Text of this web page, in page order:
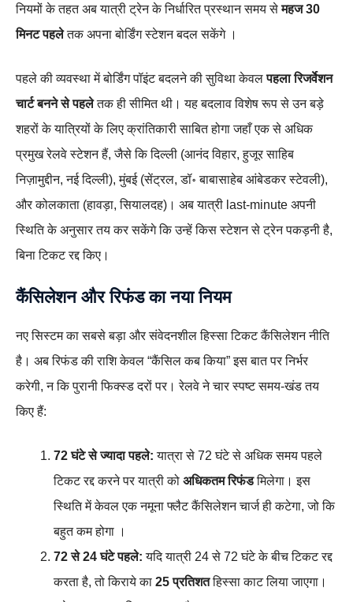
नियमों के तहत अब यात्री ट्रेन के निर्धारित प्रस्थान समय सेमहज 30
मिनट पहलेतक अपना बोर्डिंग स्टेशन बदल सकेंगे ।
पहले की व्यवस्था में बोर्डिंग पॉइंट बदलने की सुविथा केवलपहला रिजर्वेशन
चार्ट बनने से पहलेतक ही सीमित थी। यह बदलाव विशेष रूप से उन बड़े
शहरों के यात्रियों के लिए क्रांतिकारी साबित होगा जहाँ एक से अधिक
प्रमुख रेलवे स्टेशन हैं, जैसे कि दिल्ली (आनंद विहार, हुजूर साहिब
निज़ामुद्दीन, नई दिल्ली), मुंबई (सेंट्रल, डॉ॰ बाबासाहेब आंबेडकर स्टेवली),
और कोलकाता (हावड़ा, सियालदह)। अब यात्री last-minute अपनी
स्थिति के अनुसार तय कर सकेंगे कि उन्हें किस स्टेशन से ट्रेन पकड़नी है,
बिना टिकट रद्द किए।
कैंसिलेशन और रिफंड का नया नियम
नए सिस्टम का सबसे बड़ा और संवेदनशील हिस्सा टिकट कैंसिलेशन नीति
है। अब रिफंड की राशि केवल “कैंसिल कब किया” इस बात पर निर्भर
करेगी, न कि पुरानी फिक्स्ड दरों पर। रेलवे ने चार स्पष्ट समय-खंड तय
किए हैं:
72 घंटे से ज्यादा पहले: यात्रा से 72 घंटे से अधिक समय पहले
टिकट रद्द करने पर यात्री को अधिकतम रिफंडमिलेगा। इस
स्थिति में केवल एक नमूना फ्लैट कैंसिलेशन चार्ज ही कटेगा, जो कि
बहुत कम होगा ।
72 से 24 घंटे पहले: यदि यात्री 24 से 72 घंटे के बीच टिकट रद्द
करता है, तो किराये का 25 प्रतिशतहिस्सा काट लिया जाएगा।